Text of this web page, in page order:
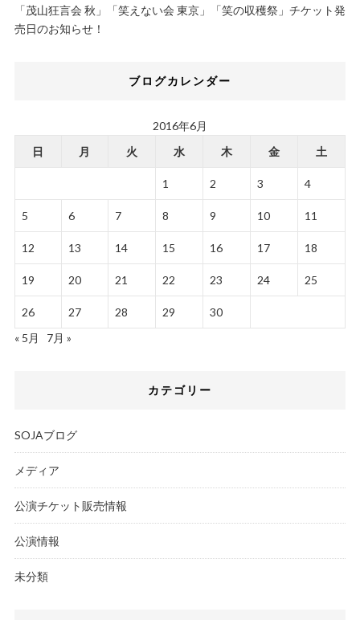
「茂山狂言会 秋」「笑えない会 東京」「笑の収穫祭」チケット発
売日のお知らせ！
ブログカレンダー
2016年6月
日
月 火 水 木 金 土
1 2 3 4
5 6 7 8 9 10 11
12 13 14 15 16 17 18
19 20 21 22 23 24 25
26 27 28 29
30
« 5月
7月 »
カテゴリー
SOJAブログ
メディア
公演チケット販売情報
公演情報
未分類